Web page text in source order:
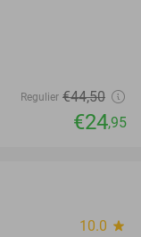
Regulier €44,50
€24,95
10.0 star